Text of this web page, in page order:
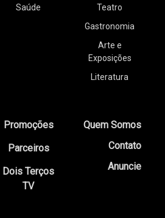
Saúde
Teatro
Gastronomia
Arte e
Exposições
Literatura
Promoções
Parceiros
Dois Terços
TV
Quem Somos
Contato
Anuncie